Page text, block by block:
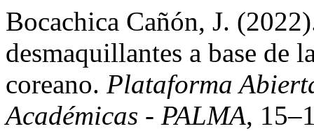
Bocachica Cañón, J.
desmaquillantes a base de
coreano. Plataforma
Académicas - PALMA,